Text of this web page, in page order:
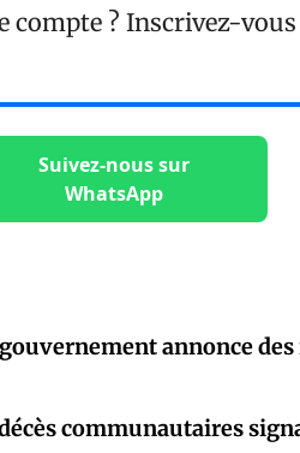
compte ? Inscrivez-vous
Suivez-nous sur
WhatsApp
annonce
décès communautaires